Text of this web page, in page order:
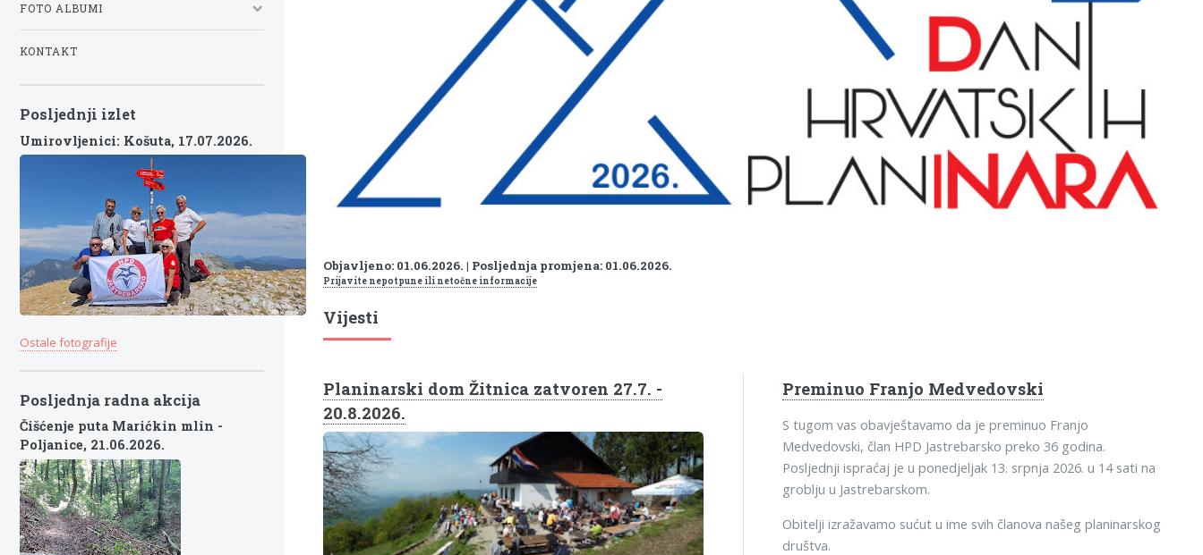
Objavljeno: 01.06.2026. | Posljednja promjena: 01.06.2026.
Prijavite nepotpune ili netočne informacije
Vijesti
Planinarski dom Žitnica zatvoren 27.7. -
20.8.2026.
Preminuo Franjo Medvedovski
S tugom vas obavještavamo da je preminuo Franjo
Medvedovski, član HPD Jastrebarsko preko 36 godina.
Posljednji ispraćaj je u ponedjeljak 13. srpnja 2026. u 14 sati na
groblju u Jastrebarskom.
Obitelji izražavamo sućut u ime svih članova našeg planinarskog
društva.
FOTO ALBUMI
KONTAKT
Posljednji izlet
Umirovljenici: Košuta, 17.07.2026.
Ostale fotografije
Posljednja radna akcija
Čišćenje puta Marićkin mlin -
Poljanice, 21.06.2026.